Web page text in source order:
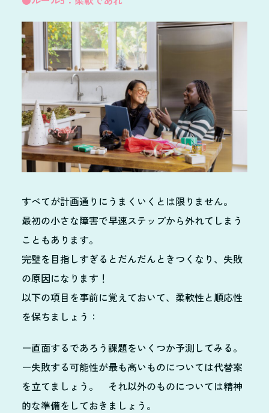
すべてが計画通りにうまくいくとは限りません。
最初の小さな障害で早速ステップから外れてしまう
こともあります。
完璧を目指しすぎるとだんだんときつくなり、失敗
の原因になります！
以下の項目を事前に覚えておいて、柔軟性と順応性
を保ちましょう：
ー直面するであろう課題をいくつか予測してみる。
ー失敗する可能性が最も高いものについては代替案
を立てましょう。 それ以外のものについては精神
的な準備をしておきましょう。